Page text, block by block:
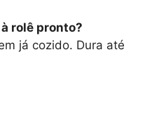
rolê pronto?
já cozido. Dura até